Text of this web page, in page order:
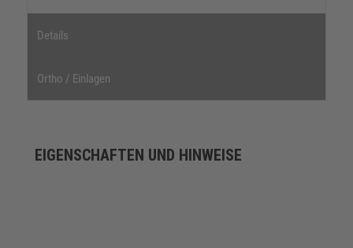
Details
Ortho / Einlagen
EIGENSCHAFTEN UND HINWEISE